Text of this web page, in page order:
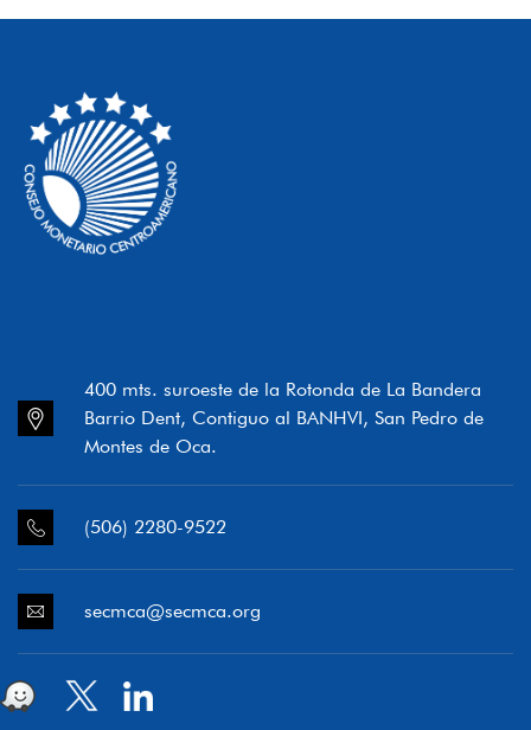
400 mts. suroeste de la Rotonda de La Bandera
Barrio Dent, Contiguo al BANHVI, San Pedro de
Montes de Oca.
(506) 2280-9522
secmca@secmca.org